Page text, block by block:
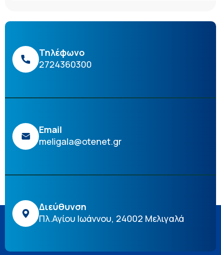
Τηλέφωνο
2724360300
Email
meligala@otenet.gr
Διεύθυνση
Πλ.Αγίου Ιωάννου, 24002 Μελιγαλά